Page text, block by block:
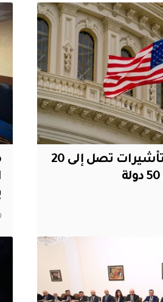
أميركا تقر سندات تأشيرات تصل إلى 20